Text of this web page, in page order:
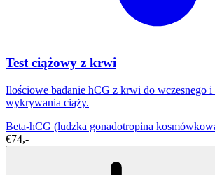
Test ciążowy z krwi
Ilościowe badanie hCG z krwi do wczesnego i
wykrywania ciąży.
Beta-hCG (ludzka gonadotropina
€74,-